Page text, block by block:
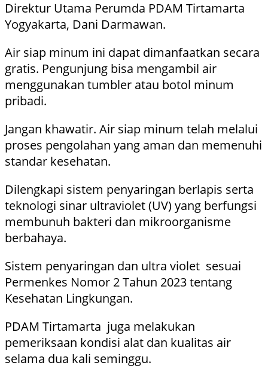
Direktur Utama Perumda PDAM Tirtamarta
Yogyakarta, Dani Darmawan.
Air siap minum ini dapat dimanfaatkan secara
gratis. Pengunjung bisa mengambil air
menggunakan tumbler atau botol minum
pribadi.
Jangan khawatir. Air siap minum telah melalui
proses pengolahan yang aman dan memenuhi
standar kesehatan.
Dilengkapi sistem penyaringan berlapis serta
teknologi sinar ultraviolet (UV) yang berfungsi
membunuh bakteri dan mikroorganisme
berbahaya.
Sistem penyaringan dan ultra violet sesuai
Permenkes Nomor 2 Tahun 2023 tentang
Kesehatan Lingkungan.
PDAM Tirtamarta juga melakukan
pemeriksaan kondisi alat dan kualitas air
selama dua kali seminggu.